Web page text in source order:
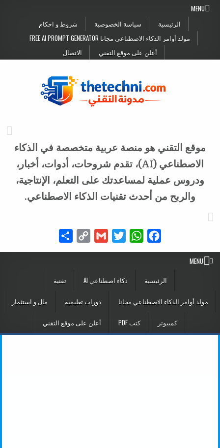
Skip to content
MENU
الرئيسية
سياسة الخصوصية
شروط و احكام
مولد أوامر الذكاء الاصطناعي مجانا FREE AI PROMPT GENERATOR
أعلن على موقع التقني
الاتصال
موقع التقني هو منصة عربية متخصصة في الذكاء
الاصطناعي (AI)، تقدم شروحات، أدوات، أخبار،
ودروس عملية لمساعدتك على التعلم، الإنتاجية،
والربح من أحدث تقنيات الذكاء الاصطناعي.
Facebook
WhatsApp
Twitter
Gmail
Copy
MENU
الرئيسية
ذكاء اصطناعي AI تقنية
مولد أوامر الذكاء الاصطناعي مجانا دورات تعليمية مال و استثمار
كمبيوتر كتب PDF أعلن على موقع التقني